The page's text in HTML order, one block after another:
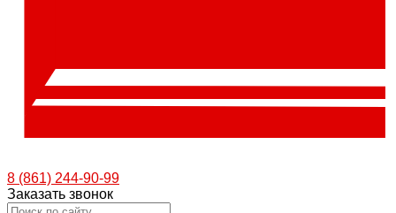
8 (861) 244-90-99
Заказать звонок